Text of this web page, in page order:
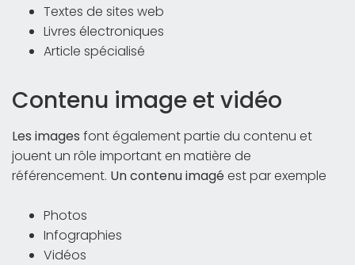
Textes de sites web
Livres électroniques
Article spécialisé
Contenu image et vidéo
Les images font également partie du contenu et
jouent un rôle important en matière de
référencement. Un contenu imagéest par exemple
Photos
Infographies
Vidéos